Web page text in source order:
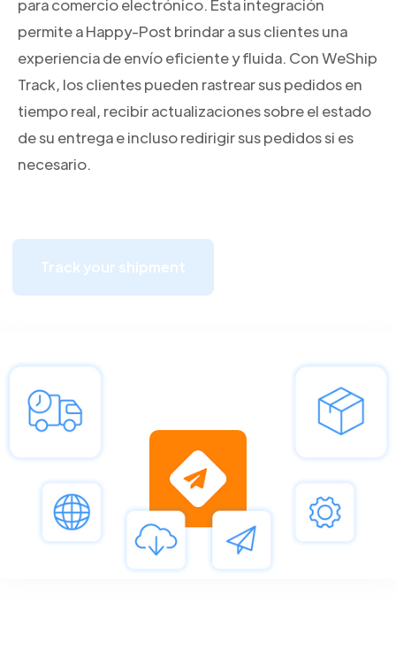
para comercio electrónico. Esta integración
permite a Happy-Post brindar a sus clientes una
experiencia de envío eficiente y fluida. Con WeShip
Track, los clientes pueden rastrear sus pedidos en
tiempo real, recibir actualizaciones sobre el estado
de su entrega e incluso redirigir sus pedidos si es
necesario.
Track your shipment